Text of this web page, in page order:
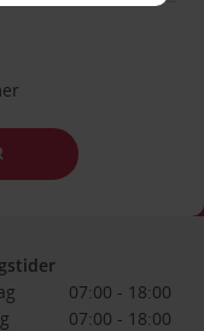
07:00 - 18:00
07:00 - 18:00